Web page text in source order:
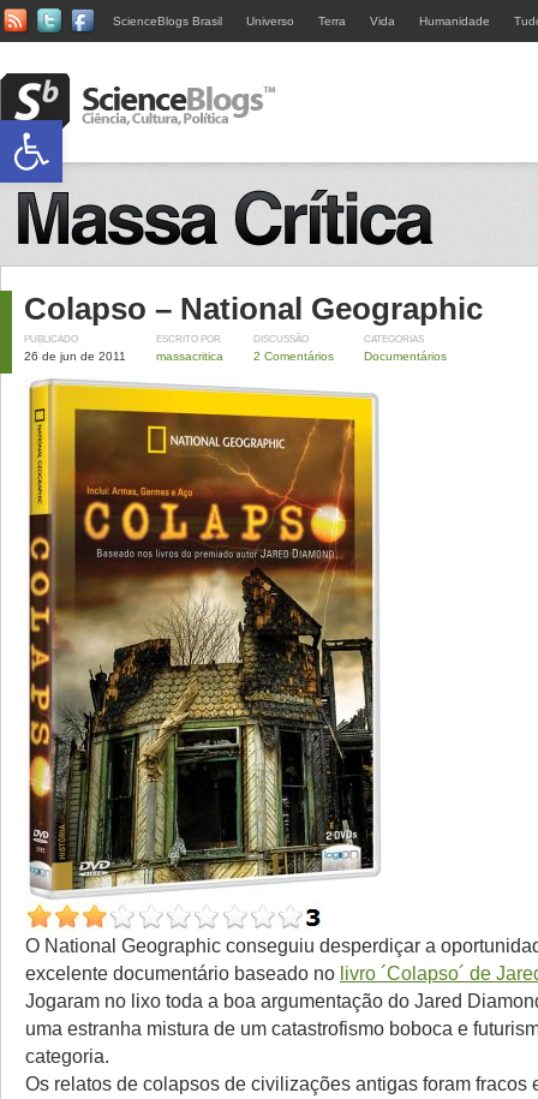
ScienceBlogs Brasil Universo Terra Vida Humanidade
Colapso – National Geographic
PUBLICADO
26 de jun de 2011
ESCRITO POR
massacritica
DISCUSSÃO
2 Comentários
CATEGORIAS
Documentários
O National Geographic conseguiu desperdiçar a
excelente documentário baseado no livro ´Colapso´ de
Jogaram no lixo toda a boa argumentação do Jared
uma estranha mistura de um catastrofismo boboca e
categoria.
Os relatos de colapsos de civilizações antigas foram fracos
Abrir a barra de ferramentas